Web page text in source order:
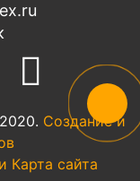
Создание и
Карта сайта